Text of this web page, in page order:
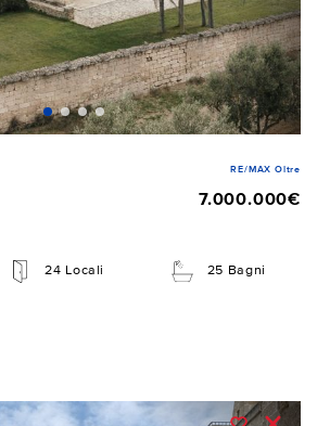
RE/MAX Oltre
7.000.000€
24 Locali 25 Bagni